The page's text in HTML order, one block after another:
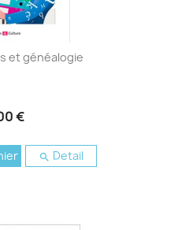
et généalogie
€
 Detail